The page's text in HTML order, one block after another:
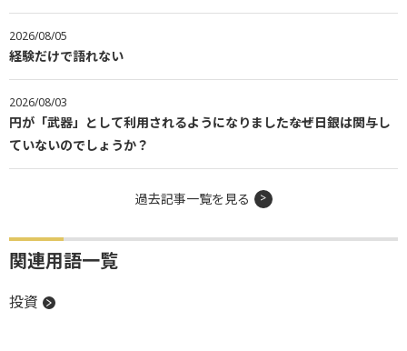
2026/08/05
経験だけで語れない
2026/08/03
円が「武器」として利用されるようになりました――なぜ日銀は関与し
ていないのでしょうか？
過去記事一覧を見る
関連用語一覧
投資